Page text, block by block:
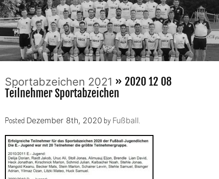
Sportabzeichen 2021 » 2020 12 08
Teilnehmer Sportabzeichen
Posted Dezember 8th, 2020 by Fußball